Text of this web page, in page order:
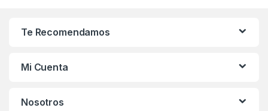
Te Recomendamos
Mi Cuenta
Nosotros